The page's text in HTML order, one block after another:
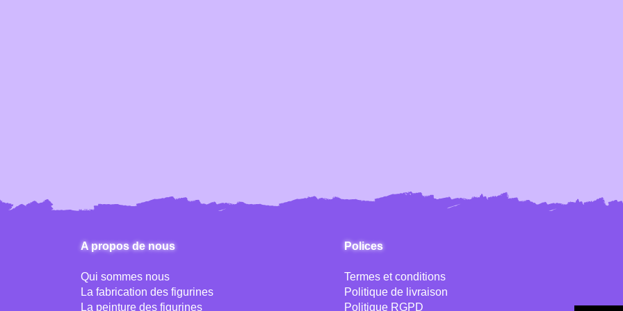
A propos de nous
Qui sommes nous
La fabrication des figurines
La peinture des figurines
Polices
Termes et conditions
Politique de livraison
Politique RGPD